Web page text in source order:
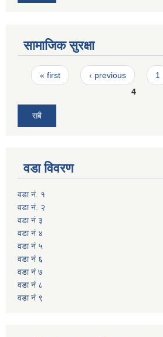
सामाजिक सुरक्षा
Pages
« first ‹ previous 1
4
सबै
वडा विवरण
वडा नं. १
वडा नं. २
वडा नं ३
वडा नं ४
वडा नं ५
वडा नं ६
वडा नं ७
वडा नं ८
वडा नं ९